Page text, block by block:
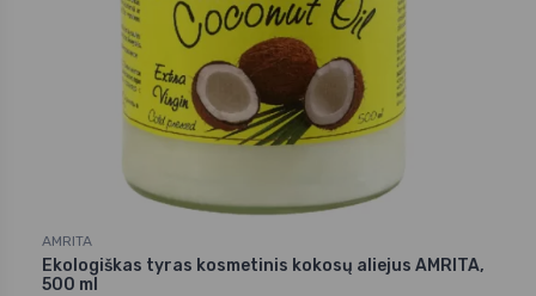
AMRITA
Ekologiškas tyras kosmetinis kokosų aliejus AMRITA,
500 ml